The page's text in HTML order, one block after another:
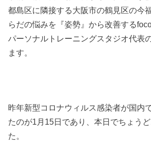
都島区に隣接する大阪市の鶴見区の今
らだの悩みを『姿勢』から改善する
パーソナルトレーニングスタジオ代表
ます。
昨年新型コロナウィルス感染者が国内
たのが1月15日であり、本日でちょう
た。